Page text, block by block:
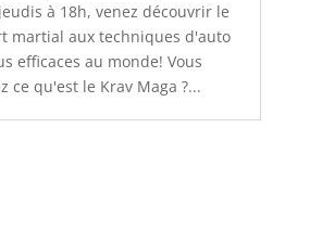
à 18h, venez découvrir le
martial aux techniques d'auto
efficaces au monde! Vous
ce qu'est le Krav Maga ?...